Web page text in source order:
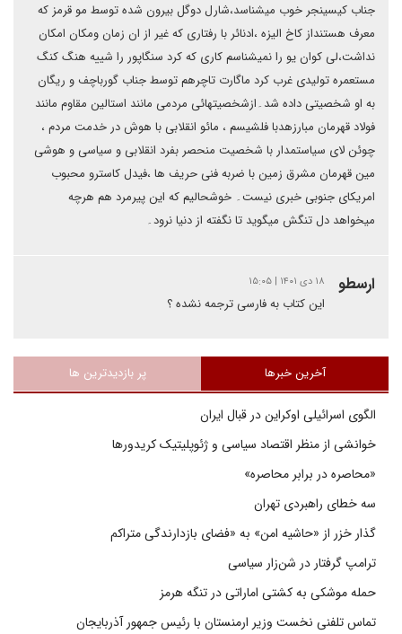
جناب کیسینجر خوب میشناسد،شارل دوگل بیرون شده توسط مو قرمز که
معرف هستنداز کاخ الیزه ،ادنائر با رفتاری که غیر از ان زمان ومکان امکان
نداشت،لی کوان یو را نمیشناسم کاری که کرد سنگاپور را شییه هنگ کنگ
مستعمره تولیدی غرب کرد ماگارت تاچرهم توسط جناب گورباچف و ریگان
به او شخصیتی داده شد۔ازشخصیتهائی مردمی مانند استالین مقاوم مانند
فولاد قهرمان مبارزهدبا فلشیسم ، مائو انقلابی با هوش در خدمت مردم ،
چوئن لای سیاستمدار با شخصیت منحصر بفرد انقلابی و سیاسی و هوشی
مین قهرمان مشرق زمین با ضربه فنی حریف ها ،فیدل کاسترو محبوب
امریکای جنوبی خبری نیست۔ خوشحالیم که این پیرمرد هم هرچه
میخواهد دل تنگش میگوید تا نگفته از دنیا نرود۔
ارسطو ۱۸ دی ۱۴۰۱ | ۱۵:۰۵
این کتاب به فارسی ترجمه نشده ؟
آخرین خبرها پر بازدیدترین ها
الگوی اسرائیلی اوکراین در قبال ایران
خوانشی از منظر اقتصاد سیاسی و ژئوپلیتیک کریدورها
«محاصره در برابر محاصره»
سه خطای راهبردی تهران
گذار خزر از «حاشیه امن» به «فضای بازدارندگی متراکم
ترامپ گرفتار در شن‌زار سیاسی
حمله موشکی به کشتی اماراتی در تنگه هرمز
تماس تلفنی نخست وزیر ارمنستان با رئیس جمهور آذربایجان